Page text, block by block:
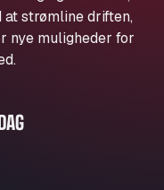
strømline driften,
nye muligheder for